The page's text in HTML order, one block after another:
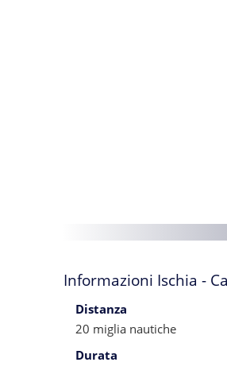
Informazioni Ischia -
Distanza
20 miglia nautiche
Durata